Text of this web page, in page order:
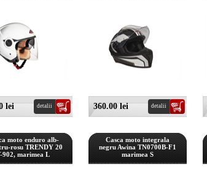
lei detalii 360.00 lei detalii
moto enduro alb-
rosu TRENDY 20
902, marimea L
Casca moto integrala
negru Awina TN0700B-F1
marimea S